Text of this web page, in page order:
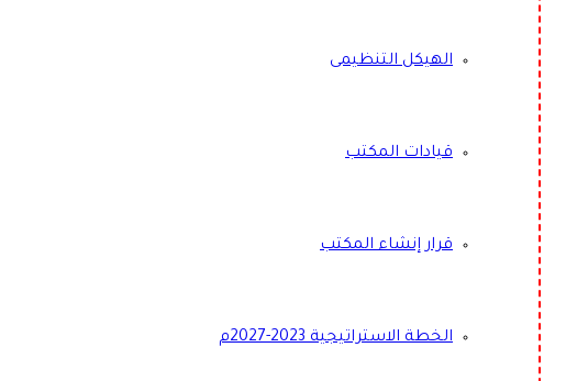
الهيكل التنظيمى
قيادات المكتب
قرار إنشاء المكتب
الخطة الاستراتيجية 2023-2027م